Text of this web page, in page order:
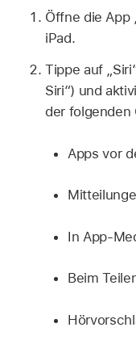
Öffne die App
iPad.
Tippe auf
Siri“) und
der folgenden
Apps vor
In App-
Beim